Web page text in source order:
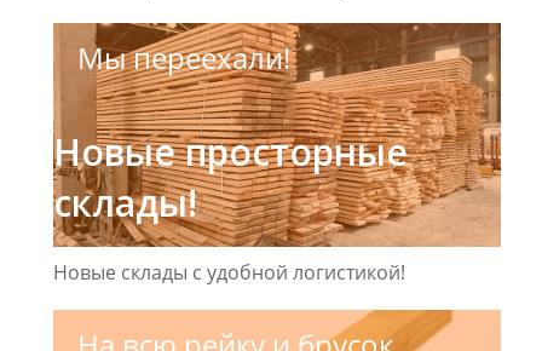
Мы переехали!
Новые просторные
склады!
Новые склады с удобной логистикой!